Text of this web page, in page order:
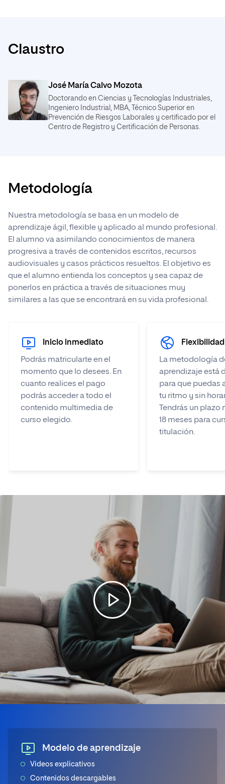
TOC
TOC y la simplicidad
La combinación TOC, Lean y Six Sigma (TLS)
Claustro
José María Calvo Mozota
Doctorando en Ciencias y Tecnologías Industriales,
Ingeniero Industrial, MBA, Técnico Superior en
Prevención de Riesgos Laborales y certificado por el
Centro de Registro y Certificación de Personas.
Metodología
Nuestra metodología se basa en un modelo de
aprendizaje ágil, flexible y aplicado al mundo profesional.
El alumno va asimilando conocimientos de manera
progresiva a través de contenidos escritos, recursos
audiovisuales y casos prácticos resueltos. El objetivo es
que el alumno entienda los conceptos y sea capaz de
ponerlos en práctica a través de situaciones muy
similares a las que se encontrará en su vida profesional.
Inicio inmediato
Podrás matricularte en el
momento que lo desees. En
cuanto realices el pago
podrás acceder a todo el
contenido multimedia de
curso elegido.
Flexibilidad
La metodología
aprendizaje está
para que puedas
tu ritmo y sin
Tendrás un
18 meses para
titulación.
Modelo de aprendizaje
Videos explicativos
Contenidos descargables